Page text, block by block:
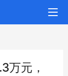
万元，